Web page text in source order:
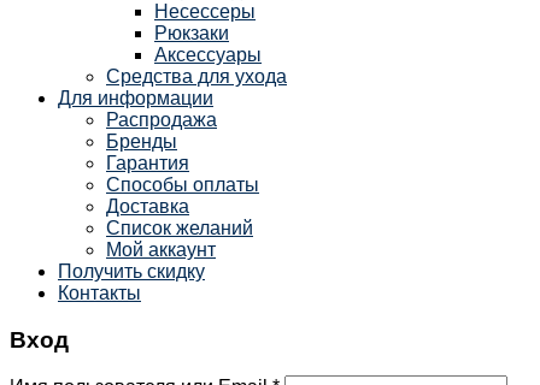
Несессеры
Рюкзаки
Аксессуары
Средства для ухода
Для информации
Распродажа
Бренды
Гарантия
Способы оплаты
Доставка
Список желаний
Мой аккаунт
Получить скидку
Контакты
Вход